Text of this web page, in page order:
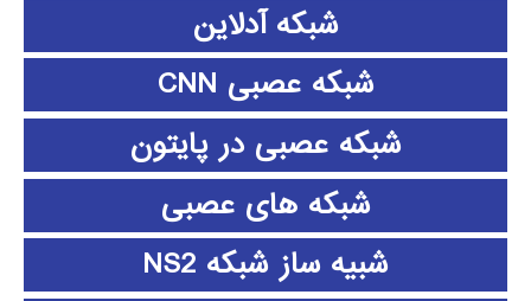
شبکه آدلاین
شبکه عصبی CNN
شبکه عصبی در پایتون
شبکه های عصبی
شبیه ساز شبکه NS2